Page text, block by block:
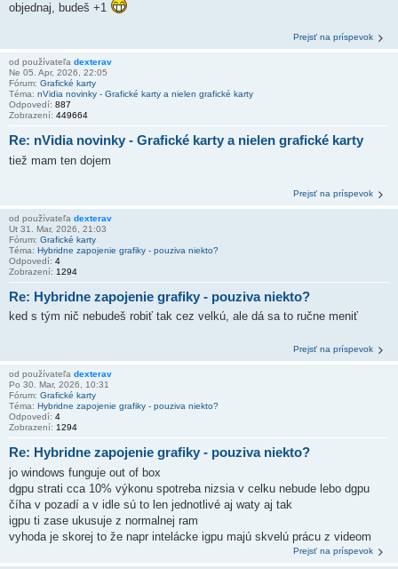
objednaj, budeš +1
Prejsť na príspevok
od používateľa dexterav
Ne 05. Apr, 2026, 22:05
Fórum: Grafické karty
Téma: nVidia novinky - Grafické karty a nielen grafické karty
Odpovedí: 887
Zobrazení: 449664
Re: nVidia novinky - Grafické karty a nielen grafické karty
tiež mam ten dojem
Prejsť na príspevok
od používateľa dexterav
Ut 31. Mar, 2026, 21:03
Fórum: Grafické karty
Téma: Hybridne zapojenie grafiky - pouziva niekto?
Odpovedí: 4
Zobrazení: 1294
Re: Hybridne zapojenie grafiky - pouziva niekto?
ked s tým nič nebudeš robiť tak cez velkú, ale dá sa to ručne meniť
Prejsť na príspevok
od používateľa dexterav
Po 30. Mar, 2026, 10:31
Fórum: Grafické karty
Téma: Hybridne zapojenie grafiky - pouziva niekto?
Odpovedí: 4
Zobrazení: 1294
Re: Hybridne zapojenie grafiky - pouziva niekto?
jo windows funguje out of box
dgpu strati cca 10% výkonu spotreba nizsia v celku nebude lebo dgpu
číha v pozadí a v idle sú to len jednotlivé aj waty aj tak
igpu ti zase ukusuje z normalnej ram
vyhoda je skorej to že napr intelácke igpu majú skvelú prácu z videom
Prejsť na príspevok